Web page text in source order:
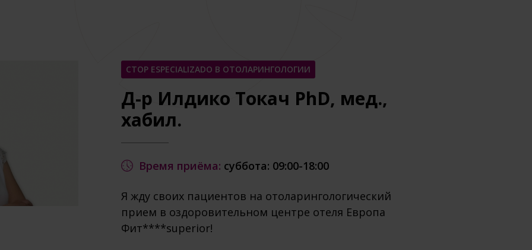
СТОР ESPECIALIZADO В ОТОЛАРИНГОЛОГИИ
Д-р Илдико Токач PhD, мед.,
хабил.
Время приёма: суббота: 09:00-18:00
Я жду своих пациентов на отоларингологический
прием в оздоровительном центре отеля Европа
Фит****superior!